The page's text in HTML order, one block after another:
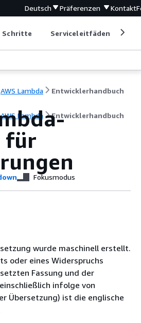
Deutsch Präferenzen Kontakt
Schritte Serviceleitfäden
AWS Lambda Entwicklerhandbuch
AWS Lambda Entwicklerhandbuch
für
Fokusmodus
wurde maschinell erstellt.
oder eines Widerspruchs
Fassung und der
infolge von
Übersetzung) ist die englische